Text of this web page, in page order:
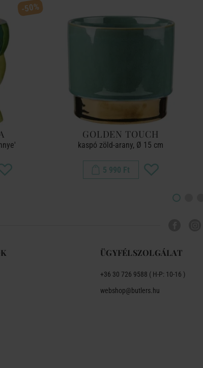
-50%
GOLDEN TOUCH
kaspó zöld-arany, Ø 15 cm
5 990 Ft
ÜGYFÉLSZOLGÁLAT
+36 30 726 9588 ( H-P: 10-16 )
webshop@butlers.hu